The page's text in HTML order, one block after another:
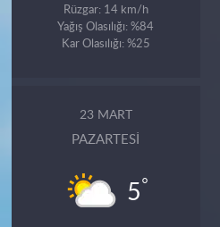
Rüzgar: 14 km/h
Yağış Olasılığı: %84
Kar Olasılığı: %25
23 MART
PAZARTESI
5°